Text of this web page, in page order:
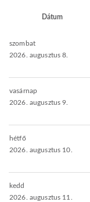
Dátum
szombat
2026. augusztus 8.
vasárnap
2026. augusztus 9.
hétfő
2026. augusztus 10.
kedd
2026. augusztus 11.